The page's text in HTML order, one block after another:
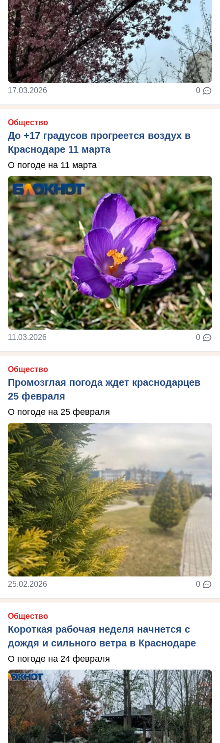
17.03.2026 0
Общество
До +17 градусов прогреется воздух в
Краснодаре 11 марта
О погоде на 11 марта
11.03.2026 0
Общество
Промозглая погода ждет краснодарцев
25 февраля
О погоде на 25 февраля
25.02.2026 0
Общество
Короткая рабочая неделя начнется с
дождя и сильного ветра в Краснодаре
О погоде на 24 февраля